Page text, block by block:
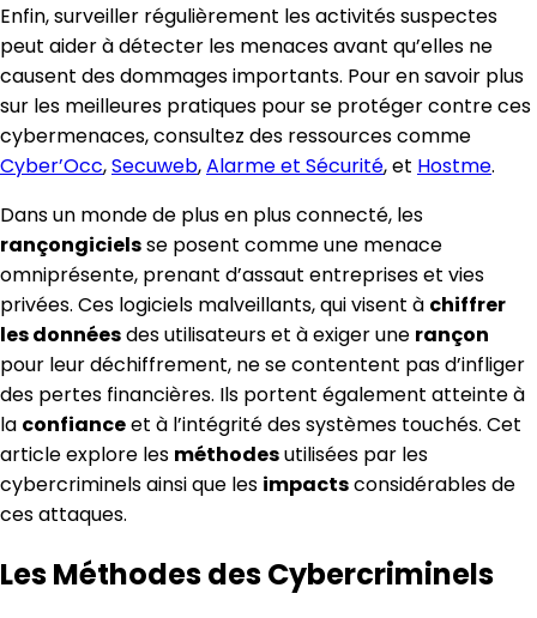
Enfin, surveiller régulièrement les activités suspectes
peut aider à détecter les menaces avant qu’elles ne
causent des dommages importants. Pour en savoir plus
sur les meilleures pratiques pour se protéger contre ces
cybermenaces, consultez des ressources comme
Cyber’Occ,Secuweb,Alarme et Sécurité, et Hostme.
Dans un monde de plus en plus connecté, les
rançongicielsse posent comme une menace
omniprésente, prenant d’assaut entreprises et vies
privées. Ces logiciels malveillants, qui visent à chiffrer
les donnéesdes utilisateurs et à exiger une rançon
pour leur déchiffrement, ne se contentent pas d’infliger
des pertes financières. Ils portent également atteinte à
la confianceet à l’intégrité des systèmes touchés. Cet
article explore les méthodesutilisées par les
cybercriminels ainsi que les impactsconsidérables de
ces attaques.
Les Méthodes des Cybercriminels